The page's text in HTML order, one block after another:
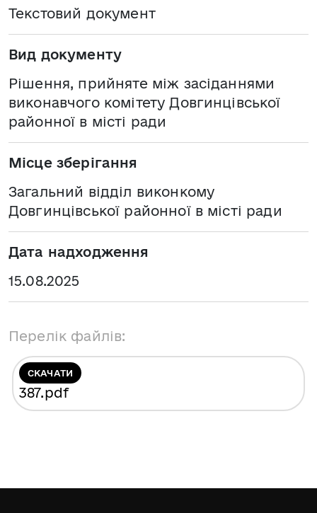
Текстовий документ
Вид документу
Рішення, прийняте між засіданнями
виконавчого комітету Довгинцівської
районної в місті ради
Місце зберігання
Загальний відділ виконкому
Довгинцівської районної в місті ради
Дата надходження
15.08.2025
Перелік файлів:
СКАЧАТИ
387.pdf